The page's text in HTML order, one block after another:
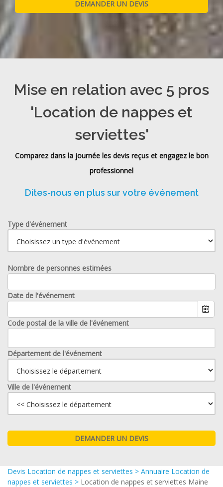
Mise en relation avec 5 pros
'Location de nappes et
serviettes'
Comparez dans la journée les devis reçus et engagez le bon
professionnel
Dites-nous en plus sur votre événement
Type d'événement
Nombre de personnes estimées
Date de l'événement
Code postal de la ville de l'événement
Département de l'événement
Ville de l'événement
Devis Location de nappes et serviettes > Annuaire Location de
nappes et serviettes > Location de nappes et serviettes Maine